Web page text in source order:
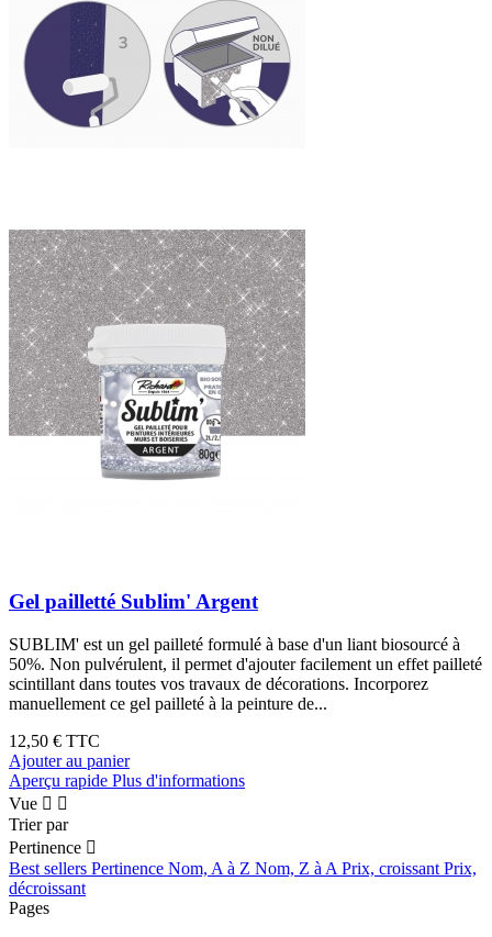
Gel pailletté Sublim' Argent
SUBLIM' est un gel pailleté formulé à base d'un liant biosourcé à
50%. Non pulvérulent, il permet d'ajouter facilement un effet pailleté
scintillant dans toutes vos travaux de décorations. Incorporez
manuellement ce gel pailleté à la peinture de...
12,50 € TTC
Ajouter au panier
Aperçu rapide Plus d'informations
Vue  
Trier par
Pertinence 
Best sellers Pertinence Nom, A à Z Nom, Z à A Prix, croissant Prix,
décroissant
Pages